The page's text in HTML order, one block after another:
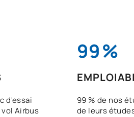
d'essai
Airbus
99%
99 % de nos
de leurs